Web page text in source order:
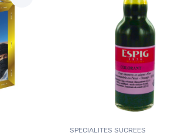
SPECIALITES SUCREES